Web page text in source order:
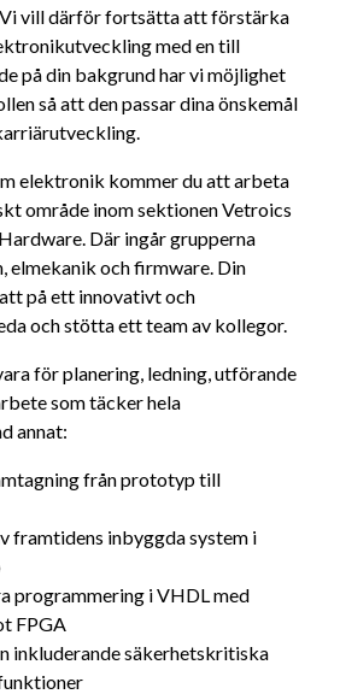
vill därför fortsätta att förstärka
med en till
på din bakgrund har vi möjlighet
så att den passar dina önskemål
elektronik kommer du att arbeta
område inom sektionen Vetroics
Där ingår grupperna
elmekanik och firmware. Din
på ett innovativt och
och stötta ett team av kollegor.
för planering, ledning, utförande
som täcker hela
annat:
från prototyp till
framtidens inbyggda system i
programmering i VHDL med
FPGA
inkluderande säkerhetskritiska